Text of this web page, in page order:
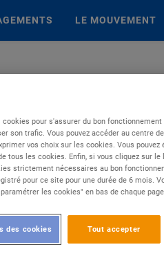
LE MOUVEMENT
cookies pour s'assurer du bon
son trafic. Vous pouvez accéder au centre
vos choix sur les cookies. Vous
tous les cookies. Enfin, si vous cliquez sur
strictement nécessaires au bon
pour ce site pour une durée de 6 mois.
les cookies" en bas de chaque
Tout accepter
des cookies